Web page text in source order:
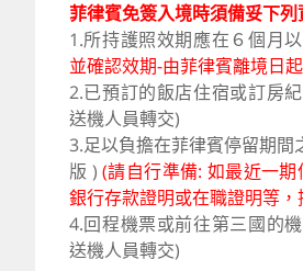
菲律賓免簽入境時須備妥下列
1.所持護照效期應在６個月
並確認效期-由菲律賓離境日起
2.已預訂的飯店住宿或訂房
送機人員轉交)
3.足以負擔在菲律賓停留期間
版 ) (請自行準備: 如最近一期
銀行存款證明或在職證明等，
4.回程機票或前往第三國的
送機人員轉交)